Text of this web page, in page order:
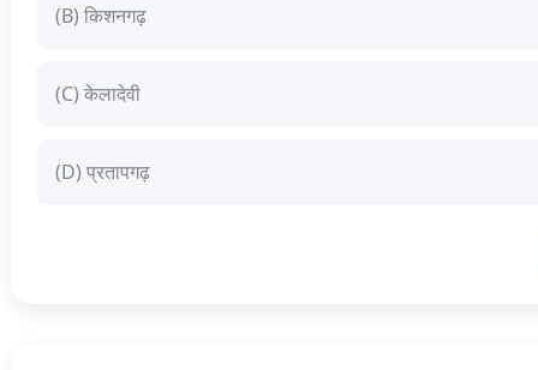
(B) किशनगढ़
(C) केलादेवी
(D) प्रतापगढ़